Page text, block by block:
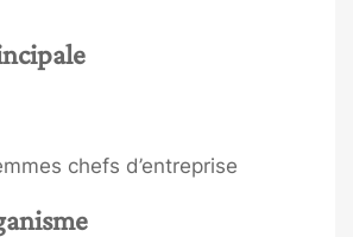
chefs d’entreprise